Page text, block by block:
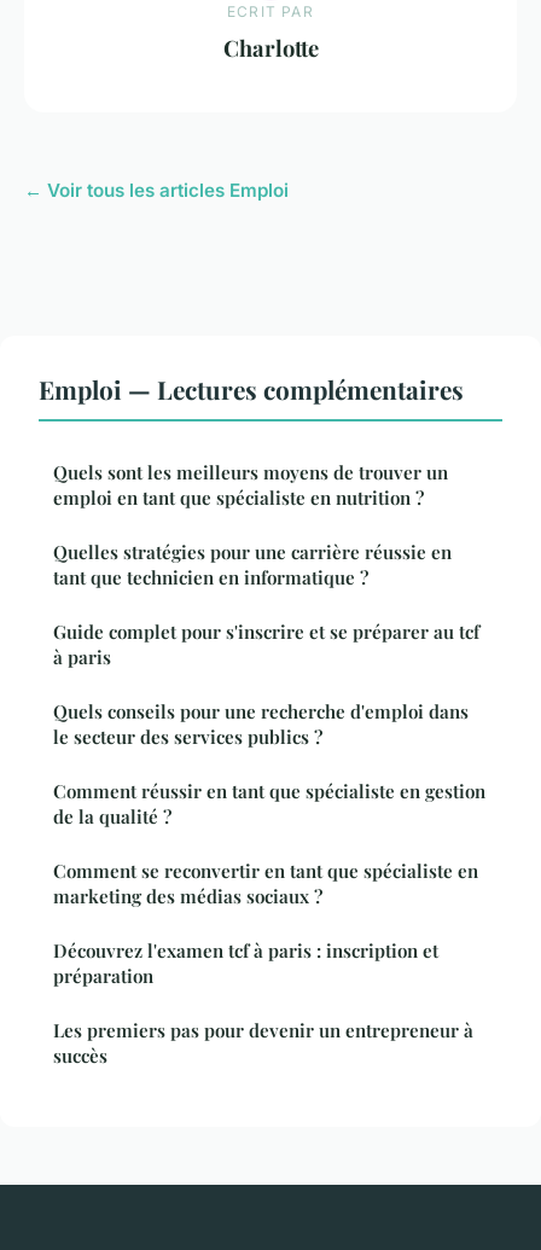
ECRIT PAR
Charlotte
← Voir tous les articles Emploi
Emploi — Lectures complémentaires
Quels sont les meilleurs moyens de trouver un
emploi en tant que spécialiste en nutrition ?
Quelles stratégies pour une carrière réussie en
tant que technicien en informatique ?
Guide complet pour s'inscrire et se préparer au tcf
à paris
Quels conseils pour une recherche d'emploi dans
le secteur des services publics ?
Comment réussir en tant que spécialiste en gestion
de la qualité ?
Comment se reconvertir en tant que spécialiste en
marketing des médias sociaux ?
Découvrez l'examen tcf à paris : inscription et
préparation
Les premiers pas pour devenir un entrepreneur à
succès